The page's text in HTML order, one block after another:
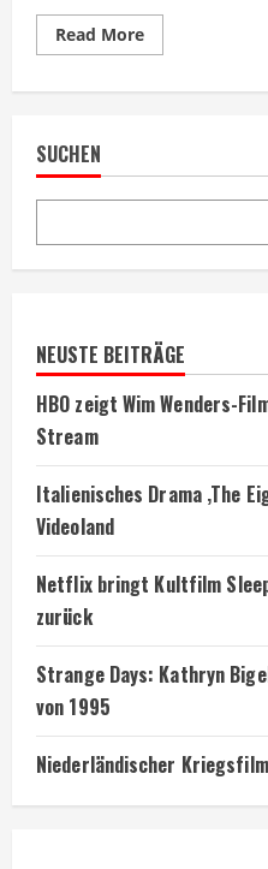
Read MoreRead
more
nach
Kampf
SUCHEN
NEUSTE BEITRÄGE
HBO zeigt Wim Wenders-
Stream
Italienisches Drama ‚The
Videoland
Netflix bringt Kultfilm
zurück
Strange Days: Kathryn
von 1995
Niederländischer